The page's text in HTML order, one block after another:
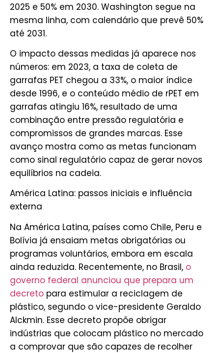
2025 e 50% em 2030. Washington segue na
mesma linha, com calendário que prevê 50%
até 2031.
O impacto dessas medidas já aparece nos
números: em 2023, a taxa de coleta de
garrafas PET chegou a 33%, o maior índice
desde 1996, e o conteúdo médio de rPET em
garrafas atingiu 16%, resultado de uma
combinação entre pressão regulatória e
compromissos de grandes marcas. Esse
avanço mostra como as metas funcionam
como sinal regulatório capaz de gerar novos
equilíbrios na cadeia.
América Latina: passos iniciais e influência
externa
Na América Latina, países como Chile, Peru e
Bolívia já ensaiam metas obrigatórias ou
programas voluntários, embora em escala
ainda reduzida. Recentemente, no Brasil, o
governo federal anunciou que prepara um
decreto para estimular a reciclagem de
plástico, segundo o vice-presidente Geraldo
Alckmin. Esse decreto propõe obrigar
indústrias que colocam plástico no mercado
a comprovar que são capazes de recolher